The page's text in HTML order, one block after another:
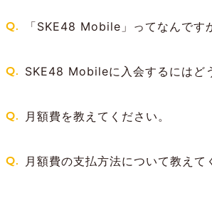
Q. 「SKE48 Mobile」ってなんです
Q. SKE48 Mobileに入会するにはど
Q. 月額費を教えてください。
Q. 月額費の支払方法について教えて